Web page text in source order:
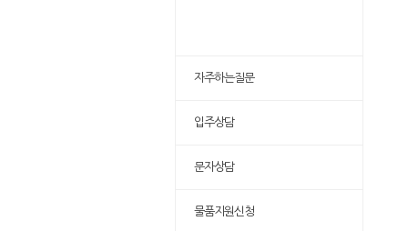
자주하는질문
입주상담
문자상담
물품지원신청